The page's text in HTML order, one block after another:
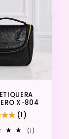
X-804
(1)
(1)